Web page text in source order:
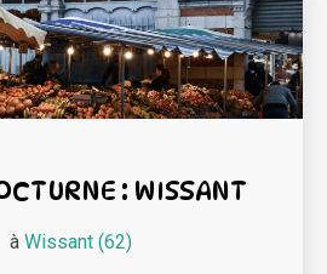
: WISSANT
Wissant (62)